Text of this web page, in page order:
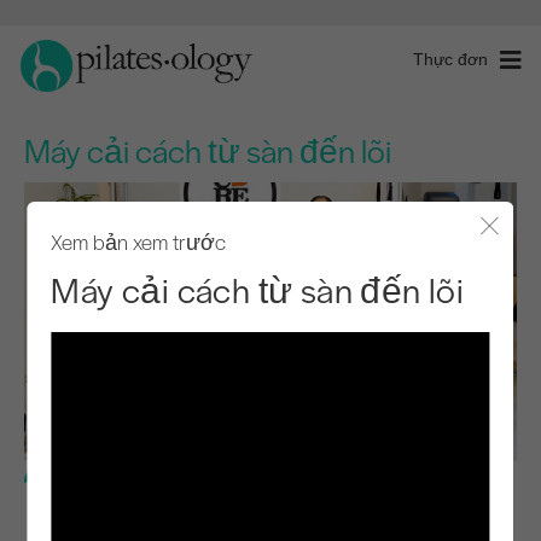
Thực đơn
Máy cải cách từ sàn đến lõi
Xem bản xem trước
Máy cải cách từ sàn đến lõi